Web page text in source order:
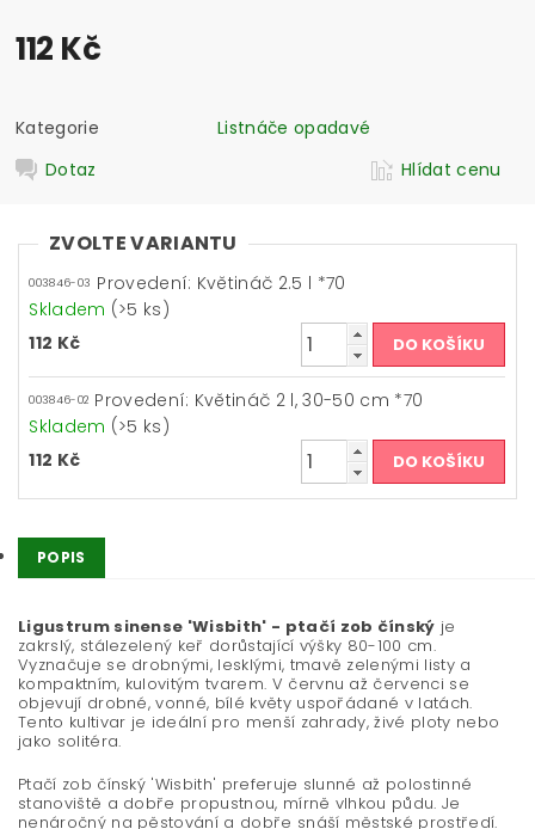
112 Kč
Kategorie
Listnáče opadavé
Dotaz
Hlídat cenu
ZVOLTE VARIANTU
003846-03 Provedení: Květináč 2.5 l *70
Skladem (>5 ks)
112 Kč
003846-02 Provedení: Květináč 2 l, 30-50 cm *70
Skladem (>5 ks)
112 Kč
POPIS
Ligustrum sinense 'Wisbith' - ptačí zob čínský je
zakrslý, stálezelený keř dorůstající výšky 80-100 cm.
Vyznačuje se drobnými, lesklými, tmavě zelenými listy a
kompaktním, kulovitým tvarem. V červnu až červenci se
objevují drobné, vonné, bílé květy uspořádané v latách.
Tento kultivar je ideální pro menší zahrady, živé ploty nebo
jako solitéra.
Ptačí zob čínský 'Wisbith' preferuje slunné až polostinné
stanoviště a dobře propustnou, mírně vlhkou půdu. Je
nenáročný na pěstování a dobře snáší městské prostředí.